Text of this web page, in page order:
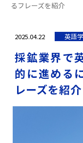
るフレーズを紹介
2025.04.22 英語
採鉱業界で
的に進める
レーズを紹介